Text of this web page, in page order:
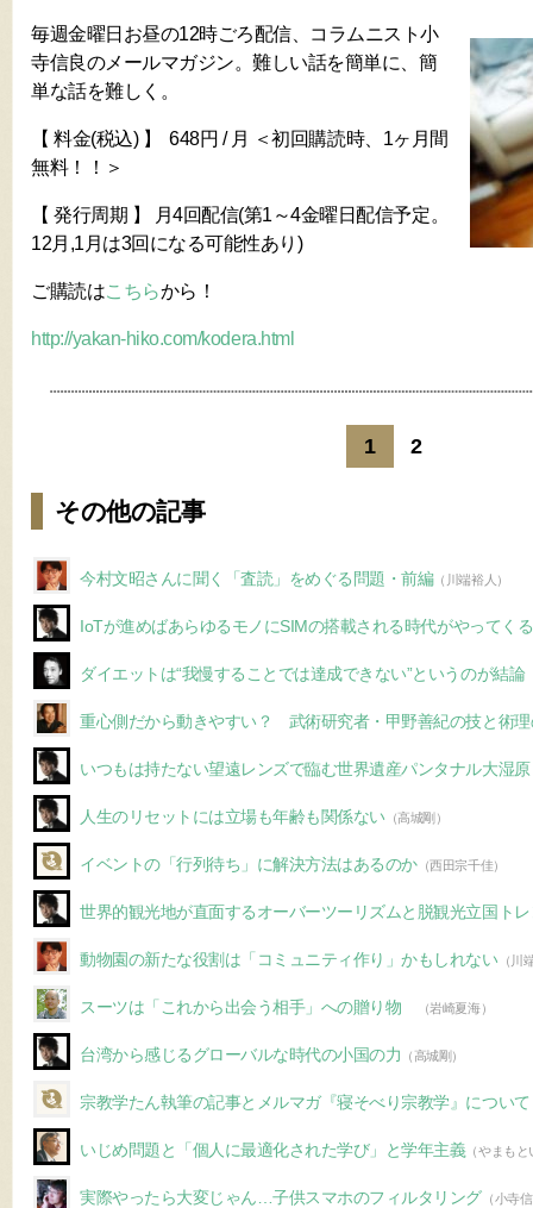
毎週金曜日お昼の12時ごろ配信、コラムニスト小
寺信良のメールマガジン。難しい話を簡単に、簡
単な話を難しく。
【 料金(税込) 】 648円 / 月 ＜初回購読時、1ヶ月間
無料！！＞
【 発行周期 】 月4回配信(第1～4金曜日配信予定。
12月,1月は3回になる可能性あり)
ご購読はこちらから！
http://yakan-hiko.com/kodera.html
1 2
その他の記事
今村文昭さんに聞く「査読」をめぐる問題・前編（川端裕人）
IoTが進めばあらゆるモノにSIMの搭載される時代がやってくる
ダイエットは“我慢することでは達成できない”というのが結論
重心側だから動きやすい？ 武術研究者・甲野善紀の技と術理
いつもは持たない望遠レンズで臨む世界遺産パンタナル大湿原
人生のリセットには立場も年齢も関係ない （高城剛）
イベントの「行列待ち」に解決方法はあるのか（西田宗千佳）
世界的観光地が直面するオーバーツーリズムと脱観光立国ト
動物園の新たな役割は「コミュニティ作り」かもしれない （川
スーツは「これから出会う相手」への贈り物 （岩崎夏海）
台湾から感じるグローバルな時代の小国の力 （高城剛）
宗教学たん執筆の記事とメルマガ『寝そべり宗教学』について
いじめ問題と「個人に最適化された学び」と学年主義（やまもと
実際やったら大変じゃん…子供スマホのフィルタリング （小寺